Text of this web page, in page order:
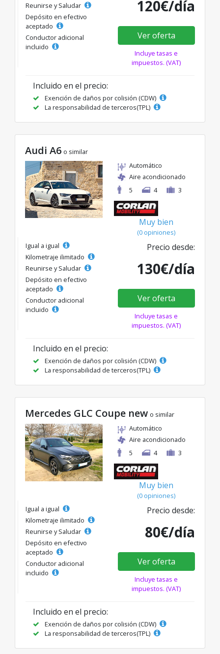
Reunirse y Saludar
Depósito en efectivo
aceptado
Conductor adicional
incluido
120€/día
Ver oferta
Incluye tasas e
impuestos. (VAT)
Incluido en el precio:
Exención de daños por colisión (CDW)
La responsabilidad de terceros(TPL)
Audi A6 o similar
Automático
Aire acondicionado
5
4 3
Muy bien
(0 opiniones)
Igual a igual
Kilometraje ilimitado
Reunirse y Saludar
Depósito en efectivo
aceptado
Conductor adicional
incluido
Precio desde:
130€/día
Ver oferta
Incluye tasas e
impuestos. (VAT)
Incluido en el precio:
Exención de daños por colisión (CDW)
La responsabilidad de terceros(TPL)
Mercedes GLC Coupe new o similar
Automático
Aire acondicionado
5
4 3
Muy bien
(0 opiniones)
Igual a igual
Kilometraje ilimitado
Reunirse y Saludar
Depósito en efectivo
aceptado
Conductor adicional
incluido
Precio desde:
80€/día
Ver oferta
Incluye tasas e
impuestos. (VAT)
Incluido en el precio:
Exención de daños por colisión (CDW)
La responsabilidad de terceros(TPL)